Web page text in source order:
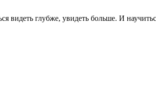
глубже, увидеть больше. И